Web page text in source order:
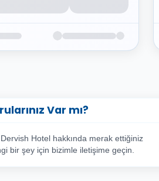
Var mı?
Hotel hakkında merak ettiğiniz
bir şey için bizimle iletişime geçin.